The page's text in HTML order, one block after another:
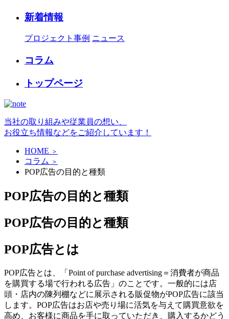
新着情報
プロジェクト事例 ニュース
コラム
トップページ
当社の取り組みや従業員の想い、
お役立ち情報などをご紹介しています！
HOME ＞
コラム ＞
POP広告の目的と種類
POP広告の目的と種類
POP広告の目的と種類
POP広告とは
POP広告とは、「Point of purchase advertising＝消費者が商品
を購買する場で行われる広告」のことです。一般的には店
頭・店内の陳列棚などに展示される販促物がPOP広告に該当
します。POP広告はお店や売り場に活気を与えて購買意欲を
高め、お客様に商品を手に取っていただき、購入するかどう